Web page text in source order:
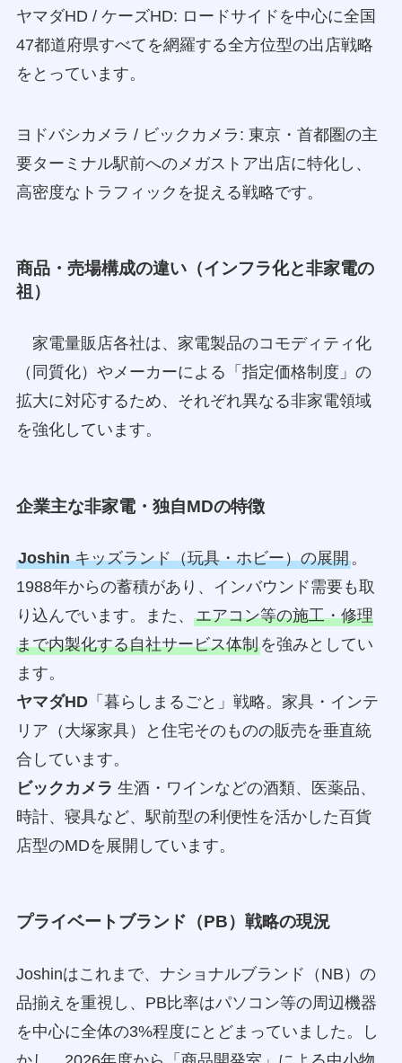
ヤマダHD / ケーズHD: ロードサイドを中心に全国
47都道府県すべてを網羅する全方位型の出店戦略
をとっています。
ヨドバシカメラ / ビックカメラ: 東京・首都圏の主
要ターミナル駅前へのメガストア出店に特化し、
高密度なトラフィックを捉える戦略です。
商品・売場構成の違い（インフラ化と非家電の
祖）
家電量販店各社は、家電製品のコモディティ化
（同質化）やメーカーによる「指定価格制度」の
拡大に対応するため、それぞれ異なる非家電領域
を強化しています。
企業主な非家電・独自MDの特徴
Joshinキッズランド（玩具・ホビー）の展開。
1988年からの蓄積があり、インバウンド需要も取
り込んでいます。また、 エアコン等の施工・修理
まで内製化する自社サービス体制を強みとしてい
ます。
ヤマダHD「暮らしまるごと」戦略。家具・インテ
リア（大塚家具）と住宅そのものの販売を垂直統
合しています。
ビックカメラ 生酒・ワインなどの酒類、医薬品、
時計、寝具など、駅前型の利便性を活かした百貨
店型のMDを展開しています。
プライベートブランド（PB）戦略の現況
Joshinはこれまで、ナショナルブランド（NB）の
品揃えを重視し、PB比率はパソコン等の周辺機器
を中心に全体の3%程度にとどまっていました。し